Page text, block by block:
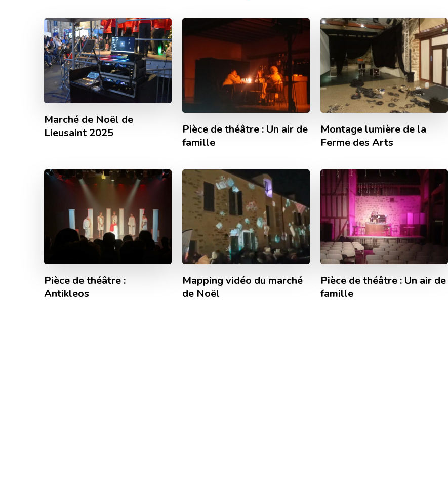
Marché de Noël de
Lieusaint 2025
Pièce de théâtre : Un air de
famille
Montage lumière de la
Ferme des Arts
Pièce de théâtre :
Antikleos
Mapping vidéo du marché
de Noël
Pièce de théâtre : Un air de
famille